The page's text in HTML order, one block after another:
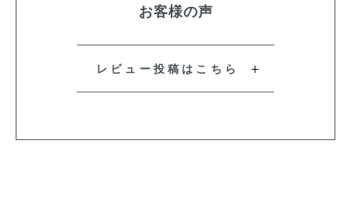
お客様の声
レビュー投稿はこちら